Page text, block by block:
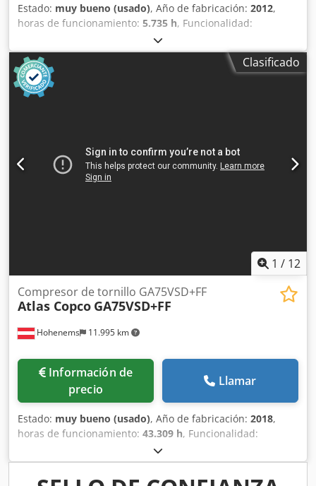
Estado: muy bueno (usado), Año de fabricación: 2012,
horas de funcionamiento: 5.735 h, Funcionalidad:
, Compresor de tornillo sin aceite
Atlas Copco ZR90 90 kW 7,50 bares 14 m³/min Año de
fabricación: 2012 Horas de funcionamiento: 5735
Djdozqvvajpfx Amgowa
Clasificado
1 / 12
Hohenems 11.995 km
Compresor de tornillo GA75VSD+FF
Atlas Copco GA75VSD+FF
Información de
precio
Llamar
Estado: muy bueno (usado), Año de fabricación: 2018,
horas de funcionamiento: 43.309 h, Funcionalidad:
, Compresor de tornillo Atlas Copco
GA75VSD+FF Inversor y secador integrados 75 kW Dwodpfx
Amjzp Urwegsa 12,75 bar 15,50 m³/min Año de fabricación: